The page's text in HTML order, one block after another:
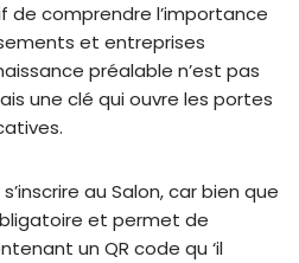
comprendre l’importance
et entreprises
préalable n’est pas
une clé qui ouvre les portes
au Salon, car bien que
et permet de
un QR code qu ‘il